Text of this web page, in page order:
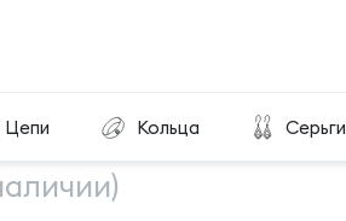
Цепи Кольца Серьги